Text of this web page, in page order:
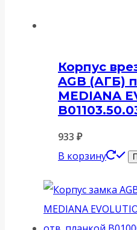
Корпус
AGB (АГБ)
MEDIANA
933 ₽
В корзину